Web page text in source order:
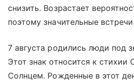
снизить. Возрастает
поэтому значительные
7 августа родились люди под
Этот знак относится к стихии
Солнцем. Рожденные в этот